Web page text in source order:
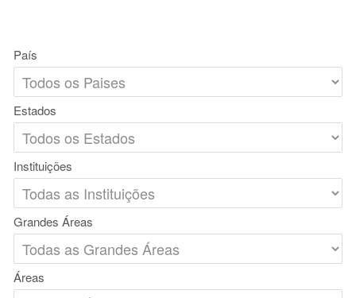
País
Estados
Instituições
Grandes Áreas
Áreas